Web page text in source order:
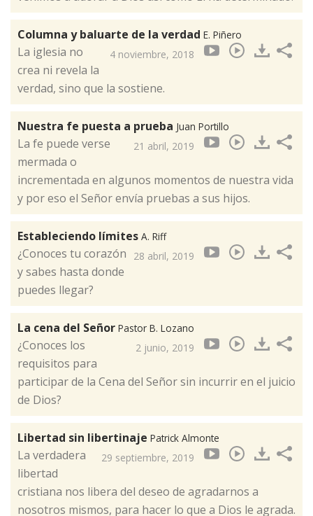
Columna y baluarte de la verdad E. Piñero
4 noviembre, 2018
La iglesia no
crea ni revela la
verdad, sino que la sostiene.​
Nuestra fe puesta a prueba Juan Portillo
21 abril, 2019
La fe puede verse
mermada o
incrementada en algunos momentos de nuestra vida
y por eso el Señor envía pruebas a sus hijos.
Estableciendo límites A. Riff
28 abril, 2019
¿Conoces tu corazón
y sabes hasta donde
puedes llegar?
La cena del Señor Pastor B. Lozano
2 junio, 2019
¿Conoces los
requisitos para
participar de la Cena del Señor sin incurrir en el juicio
de Dios?
Libertad sin libertinaje Patrick Almonte
29 septiembre, 2019
La verdadera
libertad
cristiana nos libera del deseo de agradarnos a
nosotros mismos, para hacer lo que a Dios le agrada.